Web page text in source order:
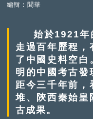
編輯︰聞華
始於1921年
走過百年歷程，
了中國史料空白
明的中國考古發
距今三千年前，
堆、陝西秦始皇
古成果。